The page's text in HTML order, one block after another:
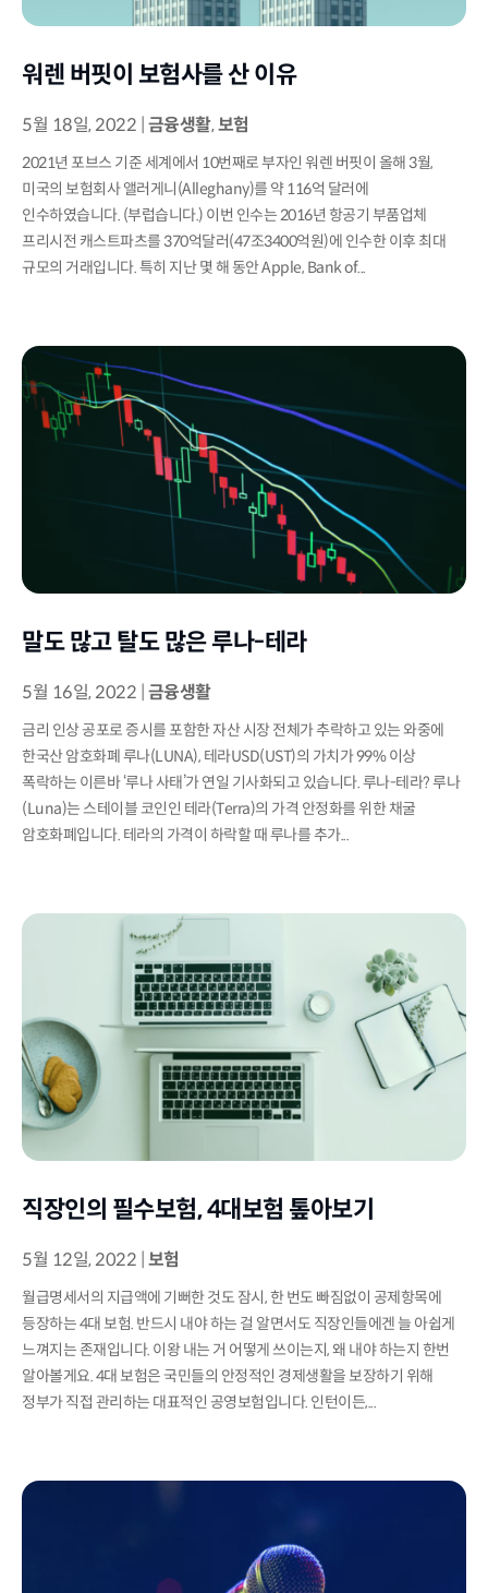
워렌 버핏이 보험사를 산 이유
5월 18일, 2022 |금융생활,보험
2021년 포브스 기준 세계에서 10번째로 부자인 워렌 버핏이 올해 3월,
미국의 보험회사 앨러게니(Alleghany)를 약 116억 달러에
인수하였습니다. (부럽습니다.) 이번 인수는 2016년 항공기 부품업체
프리시전 캐스트파츠를 370억달러(47조3400억원)에 인수한 이후 최대
규모의 거래입니다. 특히 지난 몇 해 동안 Apple, Bank of...
말도 많고 탈도 많은 루나-테라
5월 16일, 2022 |금융생활
금리 인상 공포로 증시를 포함한 자산 시장 전체가 추락하고 있는 와중에
한국산 암호화폐 루나(LUNA), 테라USD(UST)의 가치가 99% 이상
폭락하는 이른바 ‘루나 사태’가 연일 기사화되고 있습니다. 루나-테라? 루나
(Luna)는 스테이블 코인인 테라(Terra)의 가격 안정화를 위한 채굴
암호화폐입니다. 테라의 가격이 하락할 때 루나를 추가...
직장인의 필수보험, 4대보험 톺아보기
5월 12일, 2022 |보험
월급명세서의 지급액에 기뻐한 것도 잠시, 한 번도 빠짐없이 공제항목에
등장하는 4대 보험. 반드시 내야 하는 걸 알면서도 직장인들에겐 늘 아쉽게
느껴지는 존재입니다. 이왕 내는 거 어떻게 쓰이는지, 왜 내야 하는지 한번
알아볼게요. 4대 보험은 국민들의 안정적인 경제생활을 보장하기 위해
정부가 직접 관리하는 대표적인 공영보험입니다. 인턴이든,...